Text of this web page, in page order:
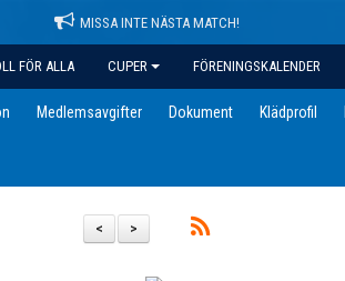
MISSA INTE NÄSTA MATCH!
FÖR ALLA CUPER FÖRENINGSKALENDER
Medlemsavgifter Dokument Klädprofil
>
<